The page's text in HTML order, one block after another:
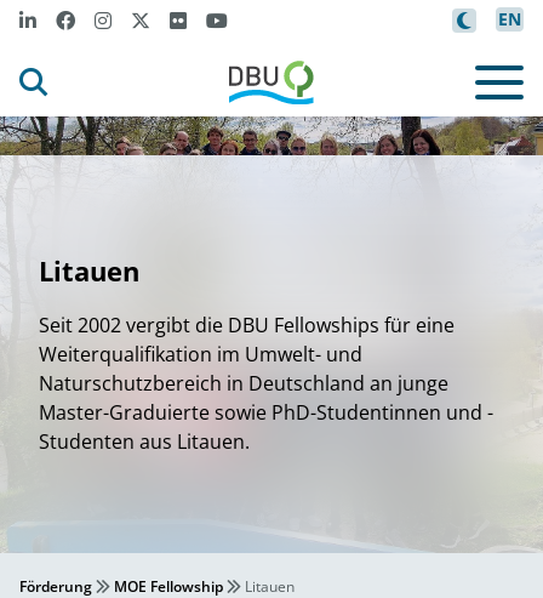
EN
Litauen
Seit 2002 vergibt die DBU Fellowships für eine
Weiterqualifikation im Umwelt- und
Naturschutzbereich in Deutschland an junge
Master-Graduierte sowie PhD-Studentinnen und -
Studenten aus Litauen.
Förderung MOE Fellowship Litauen